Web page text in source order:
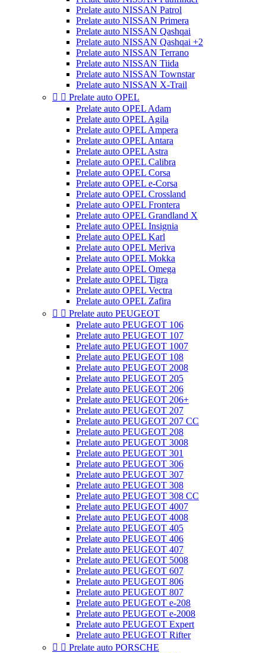
Prelate auto NISSAN Patrol
Prelate auto NISSAN Primera
Prelate auto NISSAN Qashqai
Prelate auto NISSAN Qashqai +2
Prelate auto NISSAN Terrano
Prelate auto NISSAN Tiida
Prelate auto NISSAN Townstar
Prelate auto NISSAN X-Trail
  Prelate auto OPEL
Prelate auto OPEL Adam
Prelate auto OPEL Agila
Prelate auto OPEL Ampera
Prelate auto OPEL Antara
Prelate auto OPEL Astra
Prelate auto OPEL Calibra
Prelate auto OPEL Corsa
Prelate auto OPEL e-Corsa
Prelate auto OPEL Crossland
Prelate auto OPEL Frontera
Prelate auto OPEL Grandland X
Prelate auto OPEL Insignia
Prelate auto OPEL Karl
Prelate auto OPEL Meriva
Prelate auto OPEL Mokka
Prelate auto OPEL Omega
Prelate auto OPEL Tigra
Prelate auto OPEL Vectra
Prelate auto OPEL Zafira
  Prelate auto PEUGEOT
Prelate auto PEUGEOT 106
Prelate auto PEUGEOT 107
Prelate auto PEUGEOT 1007
Prelate auto PEUGEOT 108
Prelate auto PEUGEOT 2008
Prelate auto PEUGEOT 205
Prelate auto PEUGEOT 206
Prelate auto PEUGEOT 206+
Prelate auto PEUGEOT 207
Prelate auto PEUGEOT 207 CC
Prelate auto PEUGEOT 208
Prelate auto PEUGEOT 3008
Prelate auto PEUGEOT 301
Prelate auto PEUGEOT 306
Prelate auto PEUGEOT 307
Prelate auto PEUGEOT 308
Prelate auto PEUGEOT 308 CC
Prelate auto PEUGEOT 4007
Prelate auto PEUGEOT 4008
Prelate auto PEUGEOT 405
Prelate auto PEUGEOT 406
Prelate auto PEUGEOT 407
Prelate auto PEUGEOT 5008
Prelate auto PEUGEOT 607
Prelate auto PEUGEOT 806
Prelate auto PEUGEOT 807
Prelate auto PEUGEOT e-208
Prelate auto PEUGEOT e-2008
Prelate auto PEUGEOT Expert
Prelate auto PEUGEOT Rifter
  Prelate auto PORSCHE